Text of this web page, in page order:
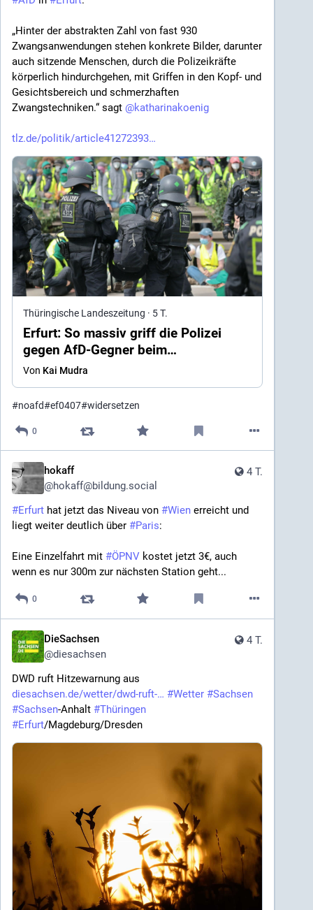
„Hinter der abstrakten Zahl von fast 930
Zwangsanwendungen stehen konkrete Bilder, darunter
auch sitzende Menschen, durch die Polizeikräfte
körperlich hindurchgehen, mit Griffen in den Kopf- und
Gesichtsbereich und schmerzhaften
Zwangstechniken.“ sagt @katharinakoenig
tlz.de/politik/article41272393
Thüringische Landeszeitung · 5 T.
Erfurt: So massiv griff die Polizei
gegen AfD-Gegner beim
Bundesparteitag durch
Von Kai Mudra
#noafd#ef0407#widersetzen
0
4 T.
hokaff
@hokaff@bildung.social
#Erfurt hat jetzt das Niveau von #Wien erreicht und
liegt weiter deutlich über #Paris:
Eine Einzelfahrt mit #ÖPNV kostet jetzt 3€, auch
wenn es nur 300m zur nächsten Station geht...
0
4 T.
DieSachsen
@diesachsen
DWD ruft Hitzewarnung aus
diesachsen.de/wetter/dwd-ruft-
#Wetter #Sachsen
#Sachsen-Anhalt #Thüringen
#Erfurt/Magdeburg/Dresden